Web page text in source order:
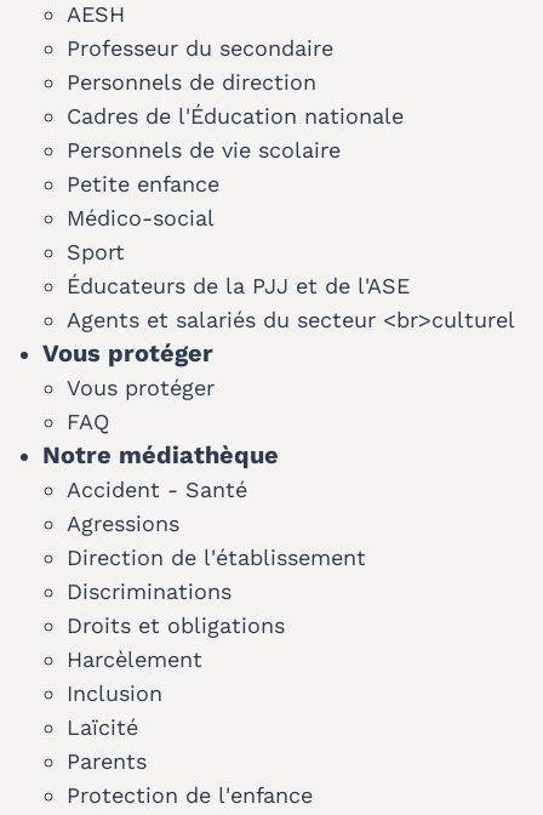
AESH
Professeur du secondaire
Personnels de direction
Cadres de l'Éducation nationale
Personnels de vie scolaire
Petite enfance
Médico-social
Sport
Éducateurs de la PJJ et de l'ASE
Agents et salariés du secteur <br>culturel
Vous protéger
Vous protéger
FAQ
Notre médiathèque
Accident - Santé
Agressions
Direction de l'établissement
Discriminations
Droits et obligations
Harcèlement
Inclusion
Laïcité
Parents
Protection de l'enfance